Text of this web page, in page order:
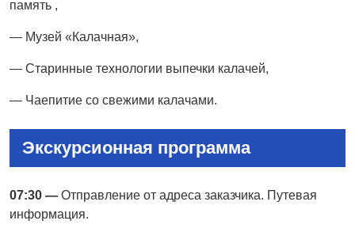
память ,
— Музей «Калачная»,
— Старинные технологии выпечки калачей,
— Чаепитие со свежими калачами.
Экскурсионная программа
07:30 — Отправление от адреса заказчика. Путевая
информация.